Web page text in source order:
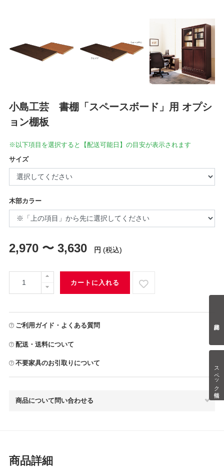
スペック情報
小島工芸 書棚「スペースボード」用 オプシ
ョン棚板
※以下項目を選択すると【配送可能日】の目安が表示されます
サイズ
木部カラー
2,970 〜 3,630 円 (税込)
カートに入れる
ご利用ガイド・よくある質問
配送・送料について
不要家具のお引取りについて
商品について問い合わせる
商品詳細